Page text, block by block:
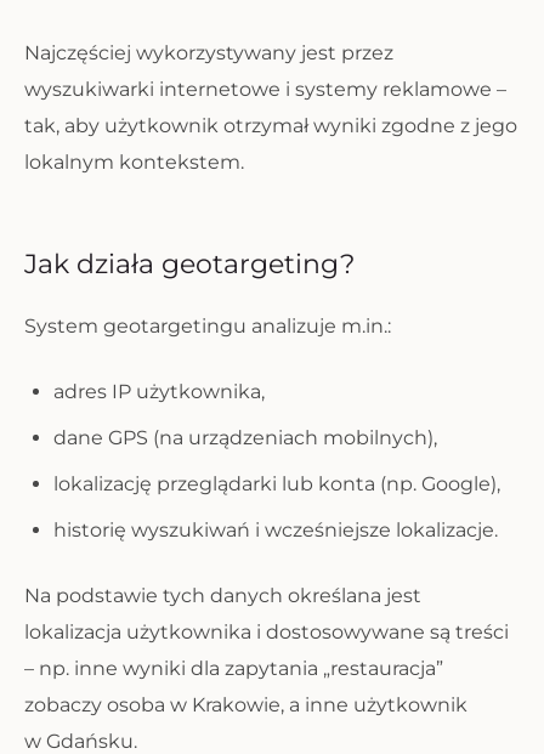
Najczęściej wykorzystywany jest przez
wyszukiwarki internetowe i systemy reklamowe –
tak, aby użytkownik otrzymał wyniki zgodne z jego
lokalnym kontekstem.
Jak działa geotargeting?
System geotargetingu analizuje m.in.:
adres IP użytkownika,
dane GPS (na urządzeniach mobilnych),
lokalizację przeglądarki lub konta (np. Google),
historię wyszukiwań i wcześniejsze lokalizacje.
Na podstawie tych danych określana jest
lokalizacja użytkownika i dostosowywane są treści
– np. inne wyniki dla zapytania „restauracja”
zobaczy osoba w Krakowie, a inne użytkownik
w Gdańsku.